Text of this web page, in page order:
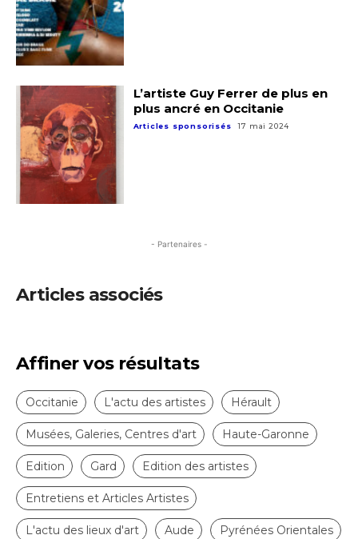
L’artiste Guy Ferrer de plus en
plus ancré en Occitanie
Articles sponsorisés 17 mai 2024
- Partenaires -
Articles associés
Affiner vos résultats
Occitanie L'actu des artistes Hérault
Musées, Galeries, Centres d'art Haute-Garonne
Edition Gard Edition des artistes
Entretiens et Articles Artistes
L'actu des lieux d'art Aude Pyrénées Orientales